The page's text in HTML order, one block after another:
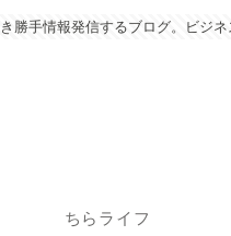
勝手情報発信するブログ。ビジ
ちらライフ